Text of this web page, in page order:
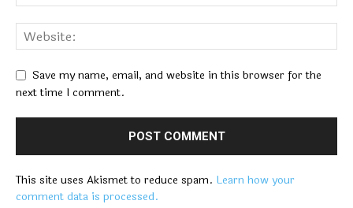
Save my name, email, and website in this browser for the
next time I comment.
This site uses Akismet to reduce spam. Learn how your
comment data is processed.